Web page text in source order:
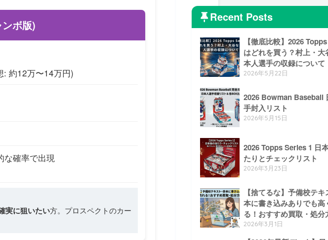
ボ版)
約12万〜14万円)
な確率で出現
実に狙いたい方。プロスペクトのカー
Recent Posts
【徹底比較】2026
はどれを買う？村上・大
本人選手の収録について
2026年5月22日
2026 Bowman Baseball
手封入リスト
2026年5月15日
2026 Topps Series 1 日
たりとチェックリスト
2026年3月23日
【捨てるな】予備校テ
本に書き込みありでも高
る！おすすめ買取・処分
2026年3月1日